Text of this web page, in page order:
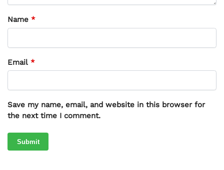
Name *
Email *
Save my name, email, and website in this browser for
the next time I comment.